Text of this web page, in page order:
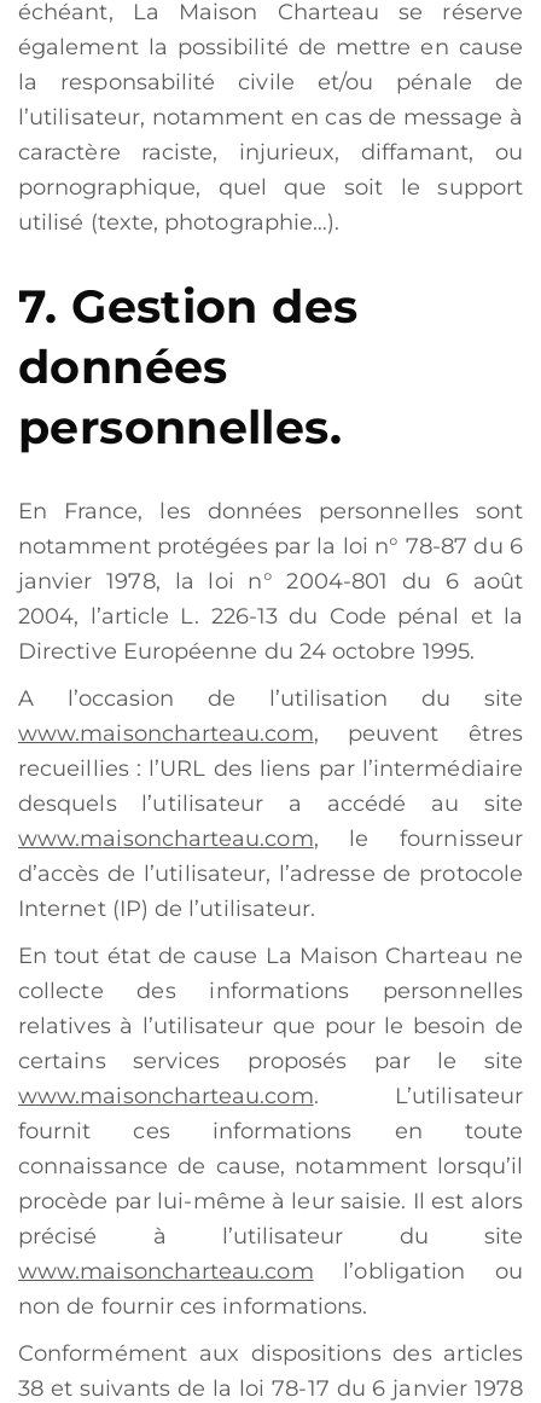
échéant, La Maison Charteau se réserve
également la possibilité de mettre en cause
la responsabilité civile et/ou pénale de
l’utilisateur, notamment en cas de message à
caractère raciste, injurieux, diffamant, ou
pornographique, quel que soit le support
utilisé (texte, photographie…).
7. Gestion des
données
personnelles.
En France, les données personnelles sont
notamment protégées par la loi n° 78-87 du 6
janvier 1978, la loi n° 2004-801 du 6 août
2004, l’article L. 226-13 du Code pénal et la
Directive Européenne du 24 octobre 1995.
A l’occasion de l’utilisation du site
www.maisoncharteau.com, peuvent êtres
recueillies : l’URL des liens par l’intermédiaire
desquels l’utilisateur a accédé au site
www.maisoncharteau.com, le fournisseur
d’accès de l’utilisateur, l’adresse de protocole
Internet (IP) de l’utilisateur.
En tout état de cause La Maison Charteau ne
collecte des informations personnelles
relatives à l’utilisateur que pour le besoin de
certains services proposés par le site
www.maisoncharteau.com. L’utilisateur
fournit ces informations en toute
connaissance de cause, notamment lorsqu’il
procède par lui-même à leur saisie. Il est alors
précisé à l’utilisateur du site
www.maisoncharteau.com l’obligation ou
non de fournir ces informations.
Conformément aux dispositions des articles
38 et suivants de la loi 78-17 du 6 janvier 1978